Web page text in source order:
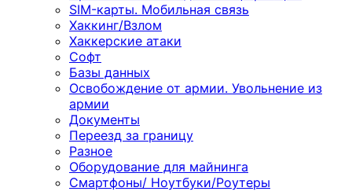
SIM-карты. Мобильная связь
Хаккинг/Взлом
Хаккерские атаки
Софт
Базы данных
Освобождение от армии. Увольнение из
армии
Документы
Переезд за границу
Разное
Оборудование для майнинга
Смартфоны/ Ноутбуки/Роутеры